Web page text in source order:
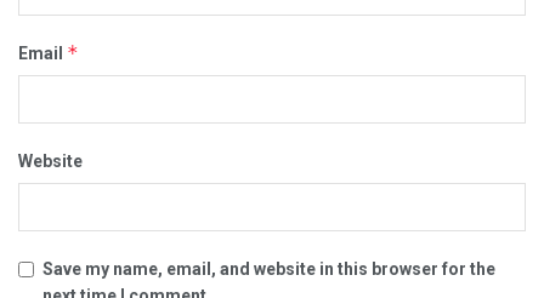
Email *
Website
Save my name, email, and website in this browser for the